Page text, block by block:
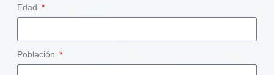
Edad
Población